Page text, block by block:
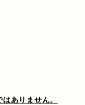
ありません。